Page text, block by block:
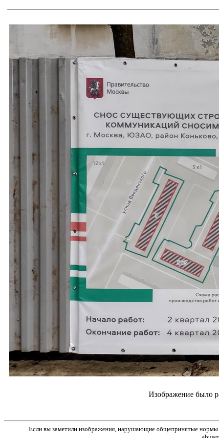
Изображение было
Если вы заметили изображения, нарушающие общепринятые нормы